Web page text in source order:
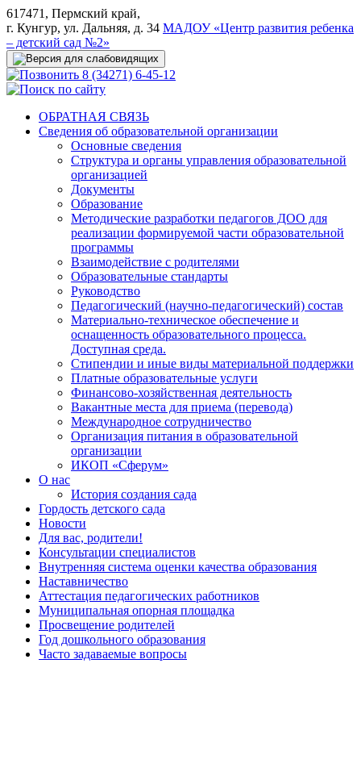
617471, Пермский край,
г. Кунгур, ул. Дальняя, д. 34 МАДОУ «Центр развития ребенка
– детский сад №2»
8 (34271) 6-45-12
ОБРАТНАЯ СВЯЗЬ
Сведения об образовательной организации
Основные сведения
Структура и органы управления образовательной
организацией
Документы
Образование
Методические разработки педагогов ДОО для
реализации формируемой части образовательной
программы
Взаимодействие с родителями
Образовательные стандарты
Руководство
Педагогический (научно-педагогический) состав
Материально-техническое обеспечение и
оснащенность образовательного процесса.
Доступная среда.
Стипендии и иные виды материальной поддержки
Платные образовательные услуги
Финансово-хозяйственная деятельность
Вакантные места для приема (перевода)
Международное сотрудничество
Организация питания в образовательной
организации
ИКОП «Сферум»
О нас
История создания сада
Гордость детского сада
Новости
Для вас, родители!
Консультации специалистов
Внутренняя система оценки качества образования
Наставничество
Аттестация педагогических работников
Муниципальная опорная площадка
Просвещение родителей
Год дошкольного образования
Часто задаваемые вопросы